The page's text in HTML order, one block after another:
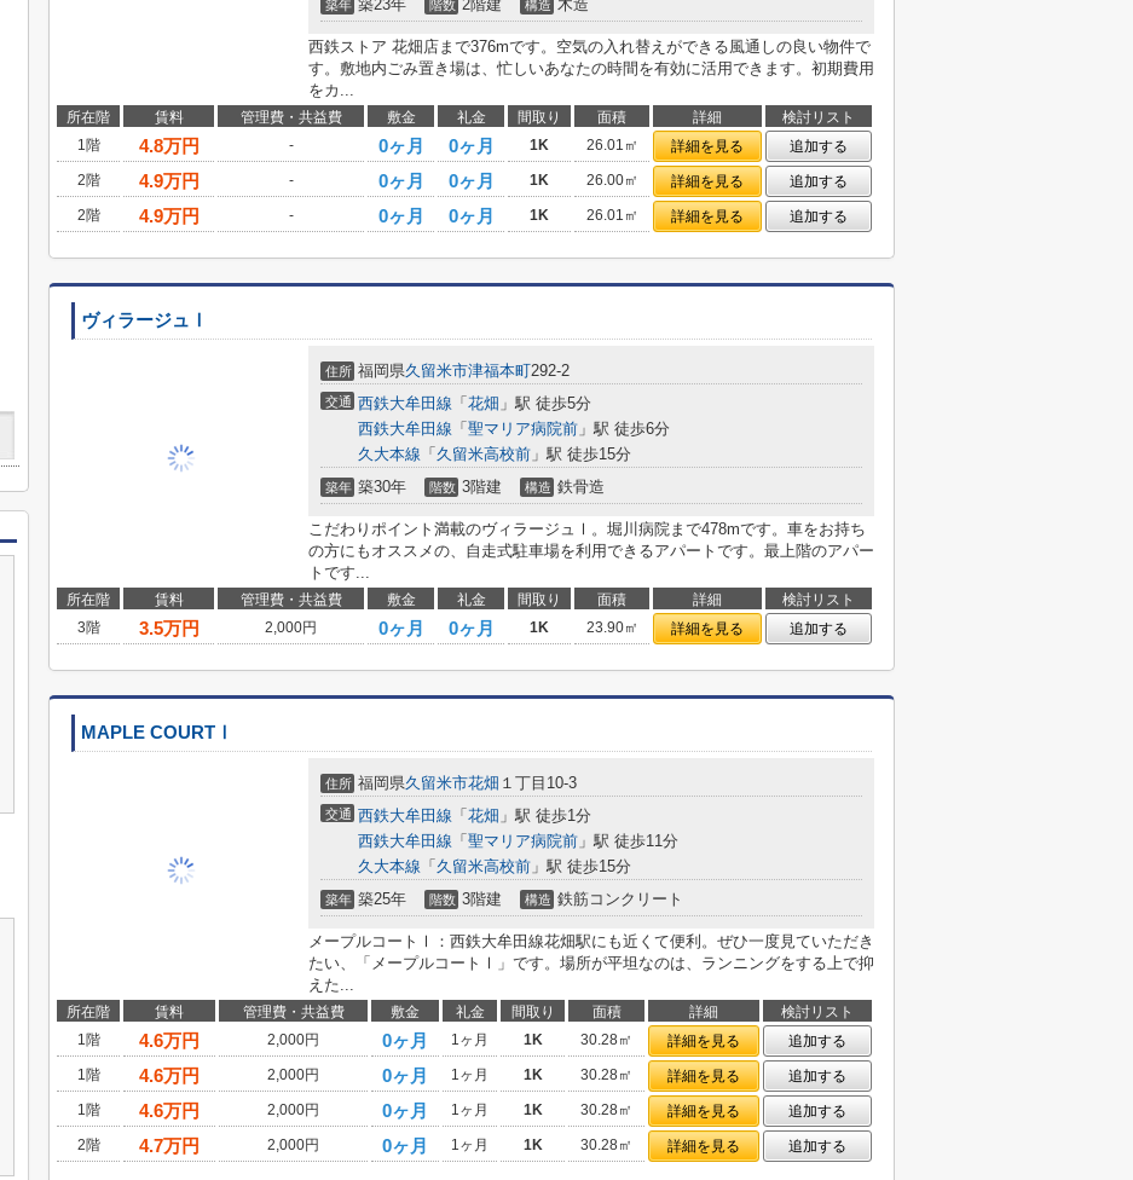
築年 築23年 階数 2階建 構造 木造
西鉄ストア 花畑店まで376mです。空気の入れ替えができる風通しの良い物件で
す。敷地内ごみ置き場は、忙しいあなたの時間を有効に活用できます。初期費用
をカ...
所在階 賃料 管理費・共益費 敷金 礼金 間取り 面積 詳細
検討リスト
1階
4.8万円 - 0ヶ月 0ヶ月 1K 26.01㎡ 詳細を見る
追加する
2階
4.9万円 - 0ヶ月 0ヶ月 1K 26.00㎡ 詳細を見る
追加する
2階
4.9万円 - 0ヶ月 0ヶ月 1K 26.01㎡ 詳細を見る 追加する
ヴィラージュⅠ
住所 福岡県久留米市津福本町292-2
交通 西鉄大牟田線 「 花畑 」駅 徒歩5分
西鉄大牟田線 「 聖マリア病院前 」駅 徒歩6分
久大本線 「 久留米高校前 」駅 徒歩15分
築年 築30年 階数 3階建 構造 鉄骨造
こだわりポイント満載のヴィラージュⅠ。堀川病院まで478mです。車をお持ち
の方にもオススメの、自走式駐車場を利用できるアパートです。最上階のアパー
トです...
所在階 賃料 管理費・共益費 敷金 礼金 間取り 面積 詳細
検討リスト
3階
3.5万円 2,000円 0ヶ月 0ヶ月 1K 23.90㎡ 詳細を見る 追加する
MAPLE COURTⅠ
住所 福岡県久留米市花畑 １丁目10-3
交通 西鉄大牟田線 「 花畑 」駅 徒歩1分
西鉄大牟田線 「 聖マリア病院前 」駅 徒歩11分
久大本線 「 久留米高校前 」駅 徒歩15分
築年 築25年 階数 3階建 構造 鉄筋コンクリート
メープルコートⅠ：西鉄大牟田線花畑駅にも近くて便利。ぜひ一度見ていただき
たい、「メープルコートⅠ」です。場所が平坦なのは、ランニングをする上で抑
えた...
所在階 賃料 管理費・共益費 敷金 礼金 間取り 面積 詳細
検討リスト
1階
4.6万円 2,000円 0ヶ月 1ヶ月 1K 30.28㎡ 詳細を見る
追加する
1階
4.6万円 2,000円 0ヶ月 1ヶ月 1K 30.28㎡ 詳細を見る
追加する
1階
4.6万円 2,000円 0ヶ月 1ヶ月 1K 30.28㎡ 詳細を見る
追加する
2階
4.7万円 2,000円 0ヶ月 1ヶ月 1K 30.28㎡ 詳細を見る 追加する